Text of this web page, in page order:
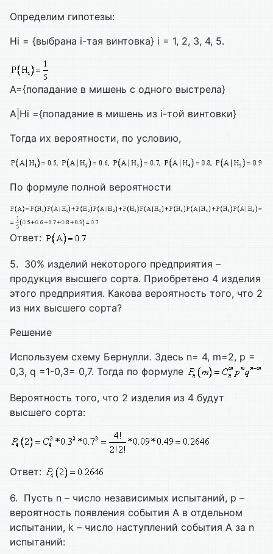
Определим гипотезы:
Hi = {выбрана i-тая винтовка} i = 1, 2, 3, 4, 5.
A={попадание в мишень с одного выстрела}
A|Hi ={попадание в мишень из i-той винтовки}
Тогда их вероятности, по условию,
По формуле полной вероятности
Ответ:
5. 30% изделий некоторого предприятия –
продукция высшего сорта. Приобретено 4 изделия
этого предприятия. Какова вероятность того, что 2
из них высшего сорта?
Решение
Используем схему Бернулли. Здесь n= 4, m=2, p =
0,3, q =1-0,3= 0,7. Тогда по формуле
Вероятность того, что 2 изделия из 4 будут
высшего сорта:
Ответ:
6. Пусть n – число независимых испытаний, р –
вероятность появления события А в отдельном
испытании, k – число наступлений события А за n
испытаний: